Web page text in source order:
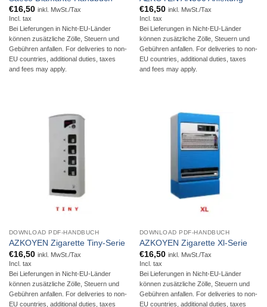
€16,50 inkl. MwSt./Tax
Incl. tax
Bei Lieferungen in Nicht-EU-Länder
können zusätzliche Zölle, Steuern und
Gebühren anfallen. For deliveries to non-
EU countries, additional duties, taxes
and fees may apply.
€16,50 inkl. MwSt./Tax
Incl. tax
Bei Lieferungen in Nicht-EU-Länder
können zusätzliche Zölle, Steuern und
Gebühren anfallen. For deliveries to non-
EU countries, additional duties, taxes
and fees may apply.
DOWNLOAD PDF-HANDBUCH
AZKOYEN Zigarette Tiny-Serie
€16,50 inkl. MwSt./Tax
Incl. tax
Bei Lieferungen in Nicht-EU-Länder
können zusätzliche Zölle, Steuern und
Gebühren anfallen. For deliveries to non-
EU countries, additional duties, taxes
DOWNLOAD PDF-HANDBUCH
AZKOYEN Zigarette Xl-Serie
€16,50 inkl. MwSt./Tax
Incl. tax
Bei Lieferungen in Nicht-EU-Länder
können zusätzliche Zölle, Steuern und
Gebühren anfallen. For deliveries to non-
EU countries, additional duties, taxes